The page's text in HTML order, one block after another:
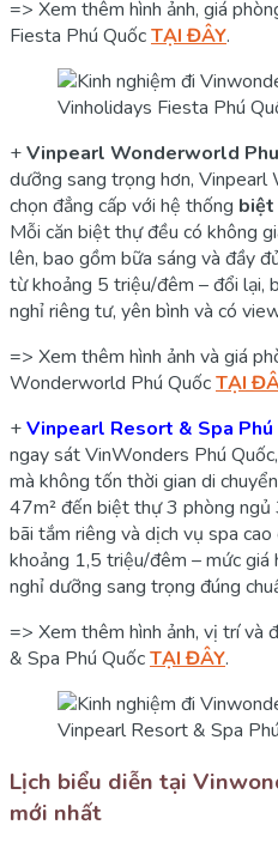
=> Xem thêm hình ảnh, giá
Fiesta Phú QuốcTẠI ĐÂY.
Vinholidays Fiesta Phú
+Vinpearl Wonderworld
dưỡng sang trọng hơn,
chọn đẳng cấp với hệ thống biệt
Mỗi căn biệt thự đều có không
lên, bao gồm bữa sáng và đầy
từ khoảng 5 triệu/đêm – đổi lại,
nghỉ riêng tư, yên bình và có
=> Xem thêm hình ảnh và giá
Wonderworld Phú QuốcTẠI
+Vinpearl Resort & Spa Phú
ngay sát VinWonders Phú
mà không tốn thời gian di
47m² đến biệt thự 3 phòng ngủ
bãi tắm riêng và dịch vụ spa
khoảng 1,5 triệu/đêm – mức
nghỉ dưỡng sang trọng đúng
=> Xem thêm hình ảnh, vị trí và
& Spa Phú QuốcTẠI ĐÂY.
Vinpearl Resort & Spa
Lịch biểu diễn tại
mới nhất